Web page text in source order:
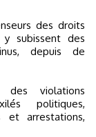
des droits
subissent des
depuis de
des violations
politiques,
et arrestations,